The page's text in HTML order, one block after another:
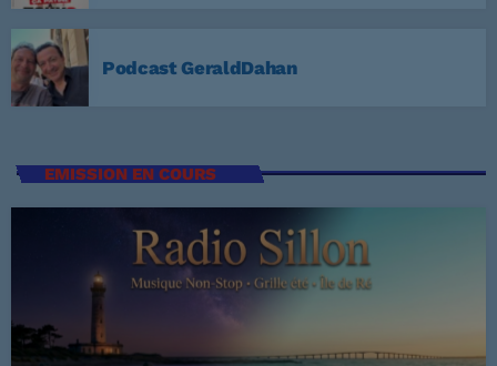
Podcast GeraldDahan
EMISSION EN COURS